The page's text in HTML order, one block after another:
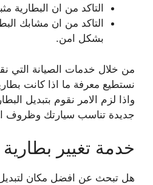
التاكد من ان البطارية
التاكد من ان مشابك
بشكل امن.
من خلال خدمات الصيانة التي
نستطيع معرفة ما اذا كانت
واذا لزم الامر نقوم بتبديل
جديدة تناسب سيارتك وظروف
خدمة تغيير بطارية
هل تبحث عن افضل مكان لتبديل